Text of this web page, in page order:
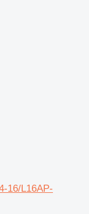
16/L16AP-